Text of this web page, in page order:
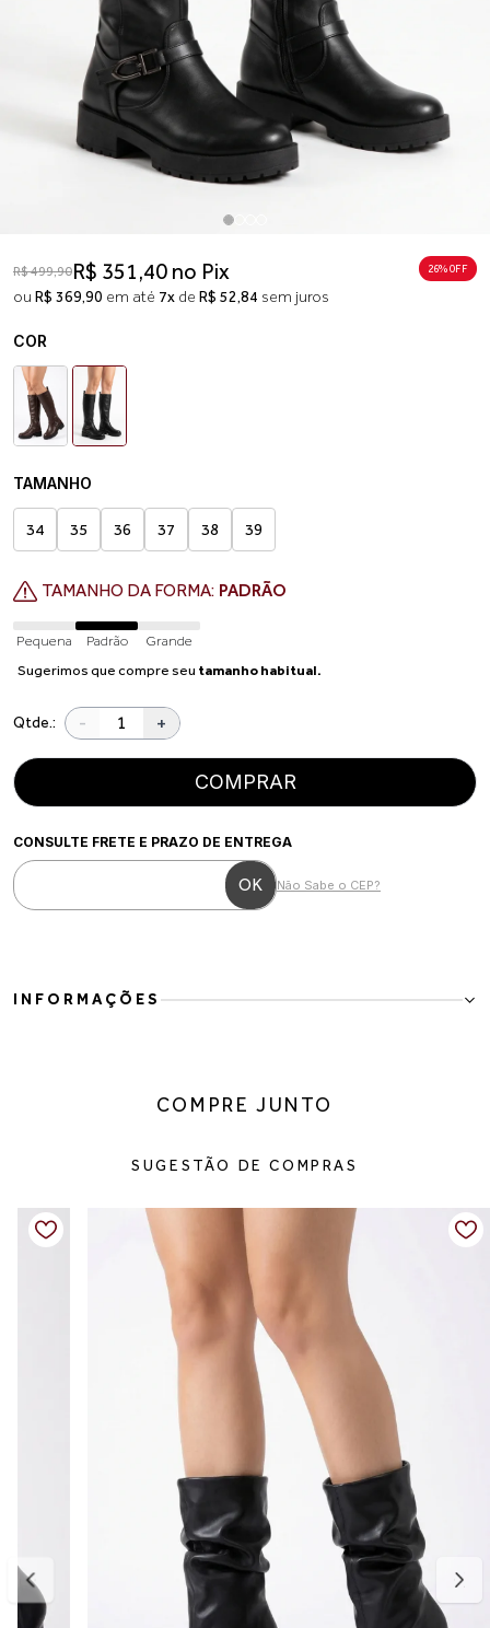
R$ 499,90R$ 351,40 no Pix
ou R$ 369,90 em até 7x de R$ 52,84 sem juros
26% 0FF
COR
TAMANHO
34 35 36 37 38 39
TAMANHO DA FORMA: PADRÃO
Pequena Padrão
Grande
Sugerimos que compre seu tamanho habitual.
Qtde.: - +
COMPRAR
CONSULTE FRETE E PRAZO DE ENTREGA
Não Sabe o CEP?
INFORMAÇÕES
elegância para compor produções do dia a dia.
longo com fechamento por zíper lateral, facilitando o calce, além de
tornando o modelo perfeito para acompanhar a rotina com muito
estilo.
Detalhes do produto
Material: Couro vegano
Fechamento: Zíper lateral
Diferencial: Fivela decorativa e elástico para melhor ajuste no cano
34: aproximadamente 22,6 a 23,3 cm
35: aproximadamente 23,4 a 24 cm
36: aproximadamente 24,1 a 24,8 cm
37: aproximadamente 24,9 a 25,3 cm
38: aproximadamente 25,4 a 26 cm
39: aproximadamente 26,1 a 26,6 cm
Para escolher o tamanho ideal, meça o comprimento do pé do
dedão ao calcanhar e considere aproximadamente 0,5 cm de folga
para maior conforto. Caso sua medida fique entre duas
COMPRE JUNTO
SUGESTÃO DE COMPRAS